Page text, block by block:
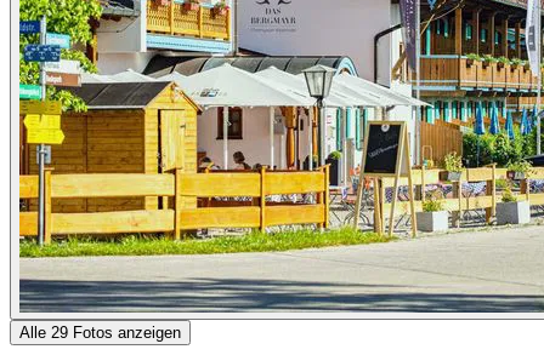
Alle 29 Fotos anzeigen